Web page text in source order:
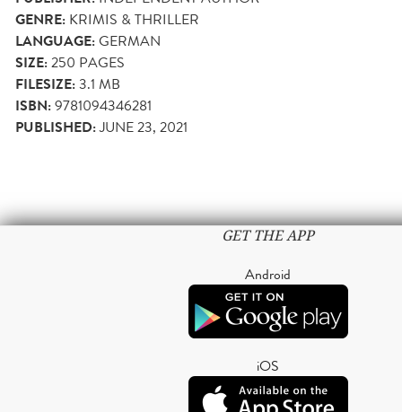
GENRE: KRIMIS & THRILLER
LANGUAGE:GERMAN
SIZE:250 PAGES
FILESIZE:3.1 MB
ISBN:9781094346281
PUBLISHED:JUNE 23, 2021
GET THE APP
Android
iOS